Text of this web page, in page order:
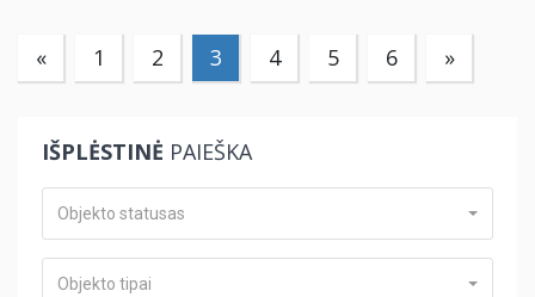
« 1 2 3 4 5 6 »
IŠPLĖSTINĖ PAIEŠKA
Objekto statusas
Objekto tipai